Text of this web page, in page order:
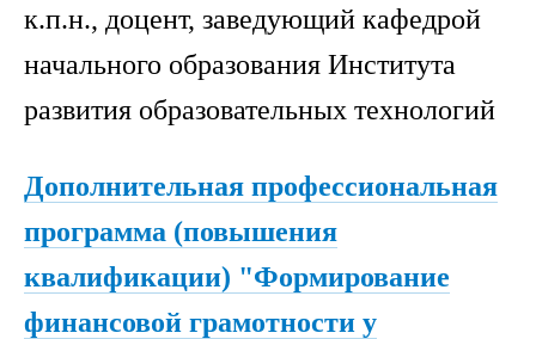
к.п.н., доцент, заведующий кафедрой
начального образования Института
развития образовательных технологий
Дополнительная профессиональная
программа (повышения
квалификации) "Формирование
финансовой грамотности у